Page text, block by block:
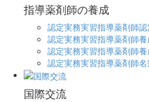
指導薬剤師の養成
認定実務実習指導薬剤師
認定実務実習指導薬剤師
認定実務実習指導薬剤師
認定実務実習指導薬剤師
国際交流